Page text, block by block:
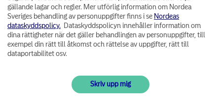
gällande lagar och regler. Mer utförlig information om Nordea
Sveriges behandling av personuppgifter finns i se Nordeas
dataskyddspolicy. Dataskyddspolicyn innehåller information om
dina rättigheter när det gäller behandlingen av personuppgifter, till
exempel din rätt till åtkomst och rättelse av uppgifter, rätt till
dataportabilitet osv.